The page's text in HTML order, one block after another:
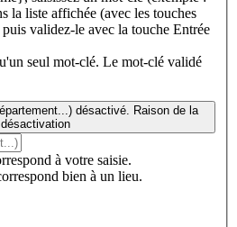
la liste affichée (avec les touches
validez-le avec la touche Entrée
seul mot-clé. Le mot-clé validé
désactivé. Raison de la
désactivation
à votre saisie.
bien à un lieu.